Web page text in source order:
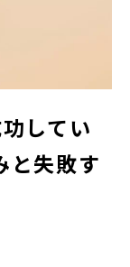
してい
と失敗す